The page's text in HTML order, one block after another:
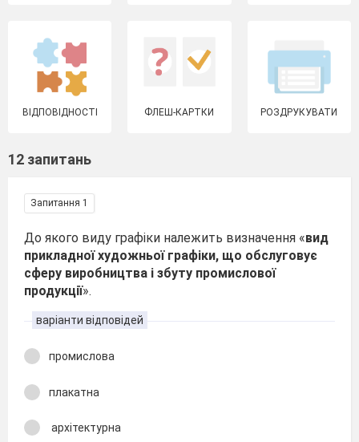
ВІДПОВІДНОСТІ ФЛЕШ-КАРТКИ РОЗДРУКУВАТИ
12 запитань
Запитання 1
До якого виду графіки належить визначення «вид
прикладної художньої графіки, що обслуговує
сферу виробництва і збуту промислової
продукції».
варіанти відповідей
промислова
плакатна
архітектурна